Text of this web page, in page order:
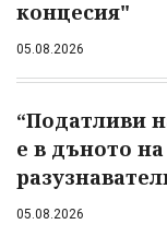
концесия"
05.08.2026
“Податливи
е в дъното
05.08.2026